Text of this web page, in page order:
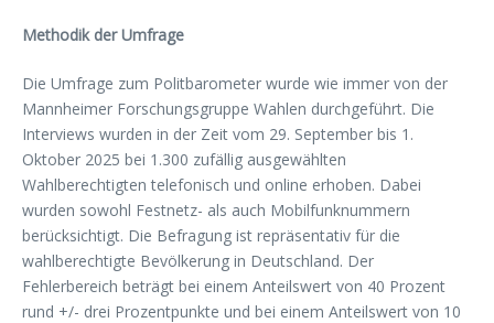
Methodik der Umfrage
Die Umfrage zum Politbarometer wurde wie immer von der
Mannheimer Forschungsgruppe Wahlen durchgeführt. Die
Interviews wurden in der Zeit vom 29. September bis 1.
Oktober 2025 bei 1.300 zufällig ausgewählten
Wahlberechtigten telefonisch und online erhoben. Dabei
wurden sowohl Festnetz- als auch Mobilfunknummern
berücksichtigt. Die Befragung ist repräsentativ für die
wahlberechtigte Bevölkerung in Deutschland. Der
Fehlerbereich beträgt bei einem Anteilswert von 40 Prozent
rund +/- drei Prozentpunkte und bei einem Anteilswert von 10